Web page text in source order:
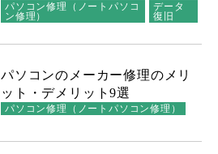
パソコン修理（ノートパソコ
ン修理）
データ
復旧
パソコンのメーカー修理のメリ
ット・デメリット9選
パソコン修理（ノートパソコン修理）